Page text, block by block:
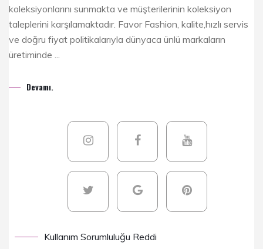
koleksiyonlarını sunmakta ve müşterilerinin koleksiyon
taleplerini karşılamaktadır. Favor Fashion, kalite,hızlı servis
ve doğru fiyat politikalarıyla dünyaca ünlü markaların
üretiminde ...
Devamı.
Kullanım Sorumluluğu Reddi